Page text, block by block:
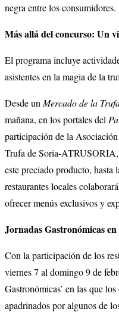
negra entre los consumidores.
Más allá del concurso: Un
El programa incluye
asistentes en la magia de la
Desde un Mercado de la
mañana, en los portales del
participación de la
Trufa de Soria-
este preciado producto, hasta
restaurantes locales
ofrecer menús exclusivos y
Jornadas Gastronómicas
Con la participación de los
viernes 7 al domingo 9 de
Gastronómicas’ en las que
apadrinados por algunos de